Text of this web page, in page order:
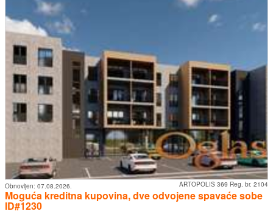
ARTOPOLIS 369 Reg. br. 2104
Obnovljen: 07.08.2026.
Moguća kreditna kupovina, dve odvojene spavaće sobe
ID#1230